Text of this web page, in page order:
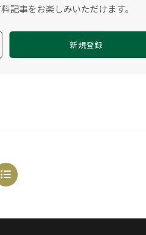
記事をお楽しみいただけます。
新規登録